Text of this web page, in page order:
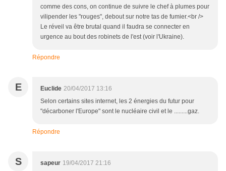
comme des cons, on continue de suivre le chef à plumes pour
vilipender les "rouges", debout sur notre tas de fumier.<br />
Le réveil va être brutal quand il faudra se connecter en
urgence au bout des robinets de l'est (voir l'Ukraine).
Répondre
E Euclide 20/04/2017 13:16
Selon certains sites internet, les 2 énergies du futur pour
"décarboner l'Europe" sont le nucléaire civil et le .........gaz.
Répondre
S sapeur 19/04/2017 21:16